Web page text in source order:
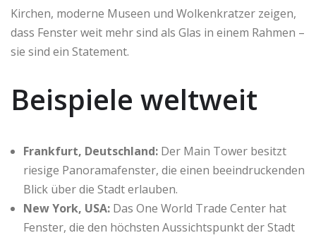
Kirchen, moderne Museen und Wolkenkratzer zeigen,
dass Fenster weit mehr sind als Glas in einem Rahmen –
sie sind ein Statement.
Beispiele weltweit
Frankfurt, Deutschland: Der Main Tower besitzt
riesige Panoramafenster, die einen beeindruckenden
Blick über die Stadt erlauben.
New York, USA: Das One World Trade Center hat
Fenster, die den höchsten Aussichtspunkt der Stadt